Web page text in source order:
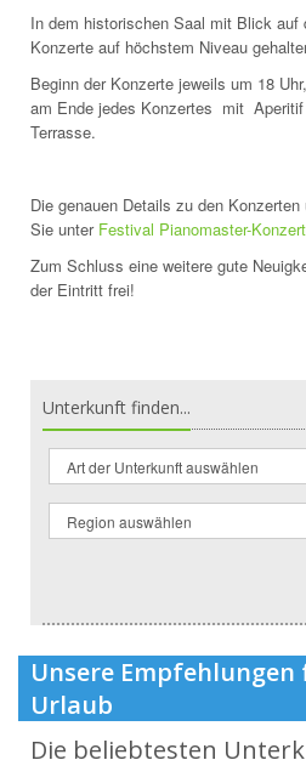
In dem historischen Saal mit Blick auf
Konzerte auf höchstem Niveau
Beginn der Konzerte jeweils um 18
am Ende jedes Konzertes mit
Terrasse.
Die genauen Details zu den
Sie unter Festival Pianomaster-
Zum Schluss eine weitere gute
der Eintritt frei!
Unterkunft finden...
Unsere
Urlaub
Die beliebtesten